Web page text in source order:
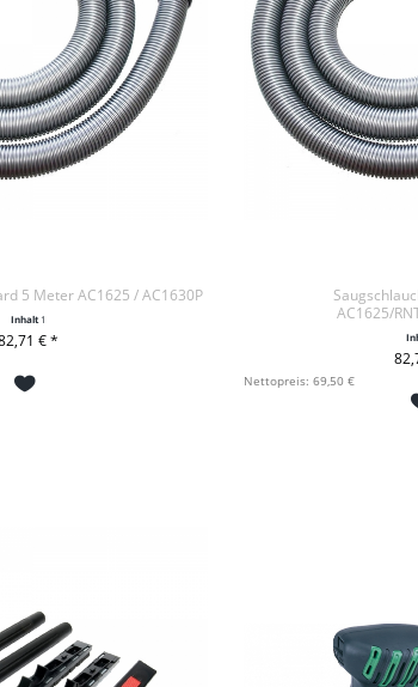
5 Meter AC1625 / AC1630P
Inhalt 1
€ *
WARENKORB
AC1625/
+ IN DEN
Nettopreis: 69,50 €